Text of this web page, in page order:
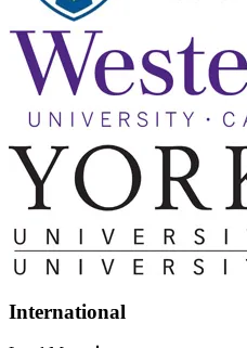
International